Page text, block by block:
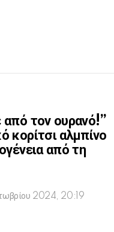
από τον ουρανό!”
κορίτσι αλμπίνο
από τη
2024, 20:19